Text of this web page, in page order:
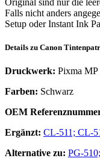
Falls nicht anders
Setup oder Instant Ink
Details zu Canon
Druckwerk: Pixma MP
Farben: Schwarz
OEM
Ergänzt: CL-511; CL-
Alternative zu: PG-510;